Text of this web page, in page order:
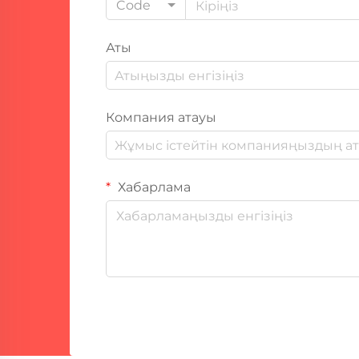
Code
Аты
Компания атауы
Хабарлама